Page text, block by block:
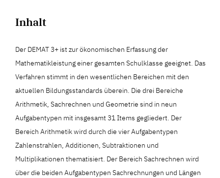
Inhalt
Der DEMAT 3+ ist zur ökonomischen Erfassung der
Mathematikleistung einer gesamten Schulklasse geeignet. Das
Verfahren stimmt in den wesentlichen Bereichen mit den
aktuellen Bildungsstandards überein. Die drei Bereiche
Arithmetik, Sachrechnen und Geometrie sind in neun
Aufgabentypen mit insgesamt 31 Items gegliedert. Der
Bereich Arithmetik wird durch die vier Aufgabentypen
Zahlenstrahlen, Additionen, Subtraktionen und
Multiplikationen thematisiert. Der Bereich Sachrechnen wird
über die beiden Aufgabentypen Sachrechnungen und Längen